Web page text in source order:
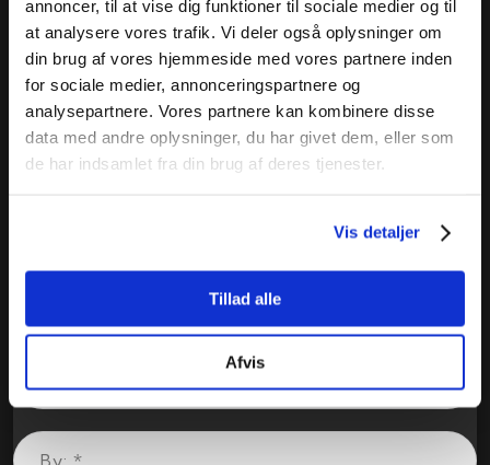
annoncer, til at vise dig funktioner til sociale medier og til
at analysere vores trafik. Vi deler også oplysninger om
din brug af vores hjemmeside med vores partnere inden
for sociale medier, annonceringspartnere og
analysepartnere. Vores partnere kan kombinere disse
data med andre oplysninger, du har givet dem, eller som
de har indsamlet fra din brug af deres tjenester.
Vis detaljer
Tillad alle
Afvis